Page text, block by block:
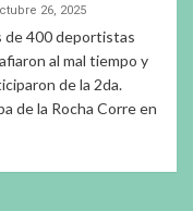
26, 2025
de 400 deportistas
al mal tiempo y
de la 2da.
de la Rocha Corre en